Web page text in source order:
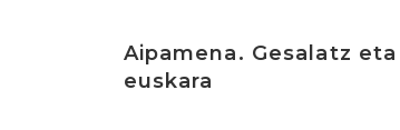
Aipamena. Gesalatz
euskara